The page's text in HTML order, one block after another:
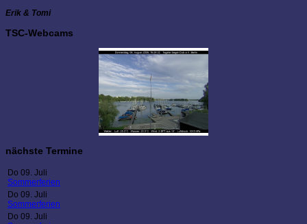
Erik & Tomi
TSC-Webcams
nächste Termine
Do 09. Juli
Sommerferien
Do 09. Juli
Sommerferien
Do 09. Juli